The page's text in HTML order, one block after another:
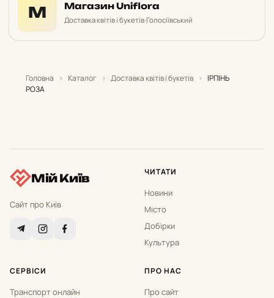
М Магазин Uniflora
Доставка квітів і букетів·Голосіївський
Головна › Каталог › Доставка квітів і букетів › ІРПІНЬ
РОЗА
Мій Київ
Сайт про Київ
ЧИТАТИ
Новини
Місто
Добірки
Культура
СЕРВІСИ
Транспорт онлайн
ПРО НАС
Про сайт